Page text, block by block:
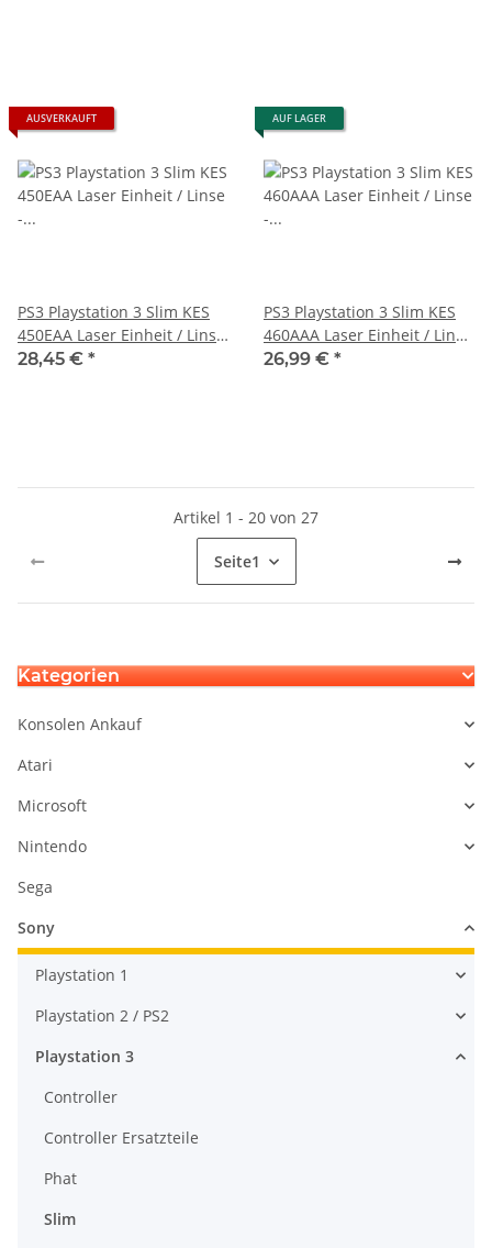
AUSVERKAUFT
PS3 Playstation 3 Slim KES
450EAA Laser Einheit / Linse
- KEM 450EAA - NEU
28,45 € *
AUF LAGER
PS3 Playstation 3 Slim KES
460AAA Laser Einheit / Linse
- KEM 460AAA - NEU
26,99 € *
Artikel 1 - 20 von 27
Seite1
Kategorien
Konsolen Ankauf
Atari
Microsoft
Nintendo
Sega
Sony
Playstation 1
Playstation 2 / PS2
Playstation 3
Controller
Controller Ersatzteile
Phat
Slim